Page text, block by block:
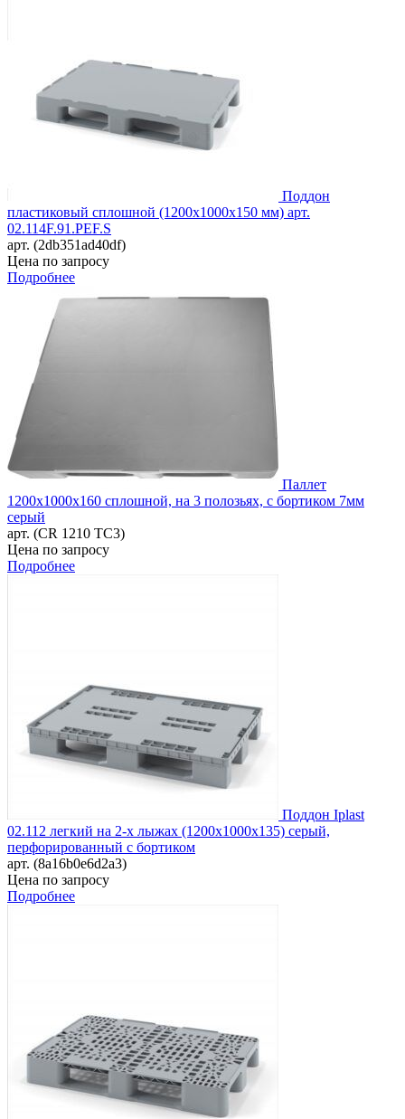
Поддон
пластиковый сплошной (1200х1000х150 мм) арт.
02.114F.91.PEF.S
арт. (2db351ad40df)
Цена по запросу
Подробнее
Паллет
1200х1000х160 сплошной, на 3 полозьях, с бортиком 7мм
серый
арт. (CR 1210 ТС3)
Цена по запросу
Подробнее
Поддон Iplast
02.112 легкий на 2-х лыжах (1200х1000х135) серый,
перфорированный с бортиком
арт. (8a16b0e6d2a3)
Цена по запросу
Подробнее